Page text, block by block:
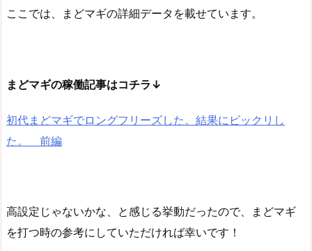
ここでは、まどマギの詳細データを載せています。
まどマギの稼働記事はコチラ↓
初代まどマギでロングフリーズした。結果にビックリし
た。 前編
高設定じゃないかな、と感じる挙動だったので、まどマギ
を打つ時の参考にしていただければ幸いです！